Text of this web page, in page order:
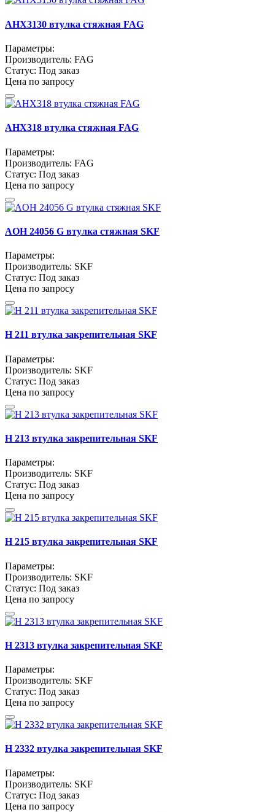
AHX3130 втулка стяжная FAG
Параметры:
Производитель: FAG
Статус: Под заказ
Цена по запросу
AHX318 втулка стяжная FAG
Параметры:
Производитель: FAG
Статус: Под заказ
Цена по запросу
AOH 24056 G втулка стяжная SKF
Параметры:
Производитель: SKF
Статус: Под заказ
Цена по запросу
H 211 втулка закрепительная SKF
Параметры:
Производитель: SKF
Статус: Под заказ
Цена по запросу
H 213 втулка закрепительная SKF
Параметры:
Производитель: SKF
Статус: Под заказ
Цена по запросу
H 215 втулка закрепительная SKF
Параметры:
Производитель: SKF
Статус: Под заказ
Цена по запросу
H 2313 втулка закрепительная SKF
Параметры:
Производитель: SKF
Статус: Под заказ
Цена по запросу
H 2332 втулка закрепительная SKF
Параметры:
Производитель: SKF
Статус: Под заказ
Цена по запросу